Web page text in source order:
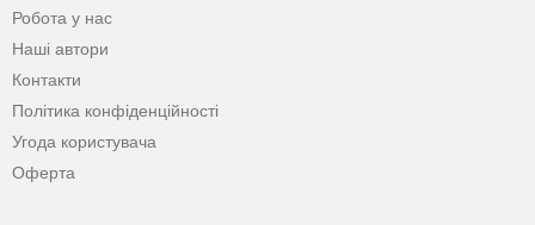
Робота у нас
Наші автори
Контакти
Політика конфіденційності
Угода користувача
Оферта